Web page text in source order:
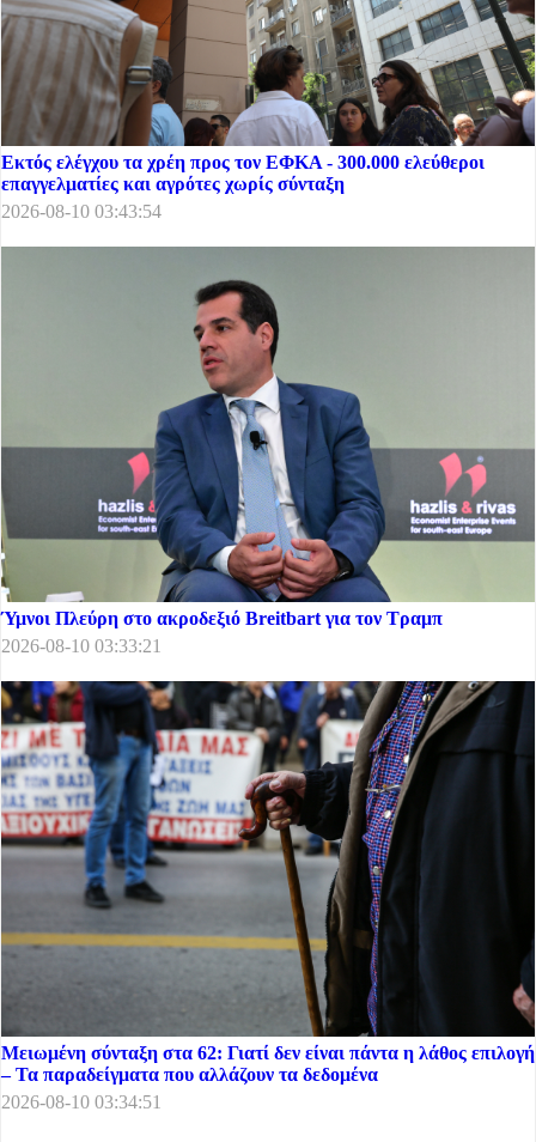
Εκτός ελέγχου τα χρέη προς τον ΕΦΚΑ - 300.000 ελεύθεροι
επαγγελματίες και αγρότες χωρίς σύνταξη
2026-08-10 03:43:54
Ύμνοι Πλεύρη στο ακροδεξιό Breitbart για τον Τραμπ
2026-08-10 03:33:21
Μειωμένη σύνταξη στα 62: Γιατί δεν είναι πάντα η λάθος επιλογή
– Τα παραδείγματα που αλλάζουν τα δεδομένα
2026-08-10 03:34:51